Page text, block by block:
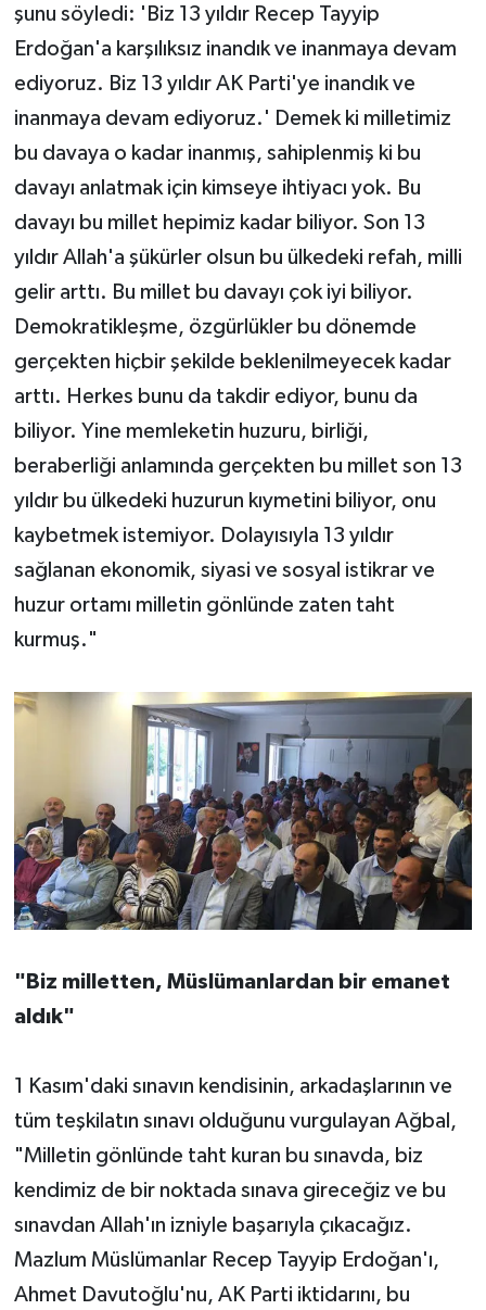
şunu söyledi: 'Biz 13 yıldır Recep Tayyip
Erdoğan'a karşılıksız inandık ve inanmaya devam
ediyoruz. Biz 13 yıldır AK Parti'ye inandık ve
inanmaya devam ediyoruz.' Demek ki milletimiz
bu davaya o kadar inanmış, sahiplenmiş ki bu
davayı anlatmak için kimseye ihtiyacı yok. Bu
davayı bu millet hepimiz kadar biliyor. Son 13
yıldır Allah'a şükürler olsun bu ülkedeki refah, milli
gelir arttı. Bu millet bu davayı çok iyi biliyor.
Demokratikleşme, özgürlükler bu dönemde
gerçekten hiçbir şekilde beklenilmeyecek kadar
arttı. Herkes bunu da takdir ediyor, bunu da
biliyor. Yine memleketin huzuru, birliği,
beraberliği anlamında gerçekten bu millet son 13
yıldır bu ülkedeki huzurun kıymetini biliyor, onu
kaybetmek istemiyor. Dolayısıyla 13 yıldır
sağlanan ekonomik, siyasi ve sosyal istikrar ve
huzur ortamı milletin gönlünde zaten taht
kurmuş."
"Biz milletten, Müslümanlardan bir emanet
aldık"
1 Kasım'daki sınavın kendisinin, arkadaşlarının ve
tüm teşkilatın sınavı olduğunu vurgulayan Ağbal,
"Milletin gönlünde taht kuran bu sınavda, biz
kendimiz de bir noktada sınava gireceğiz ve bu
sınavdan Allah'ın izniyle başarıyla çıkacağız.
Mazlum Müslümanlar Recep Tayyip Erdoğan'ı,
Ahmet Davutoğlu'nu, AK Parti iktidarını, bu